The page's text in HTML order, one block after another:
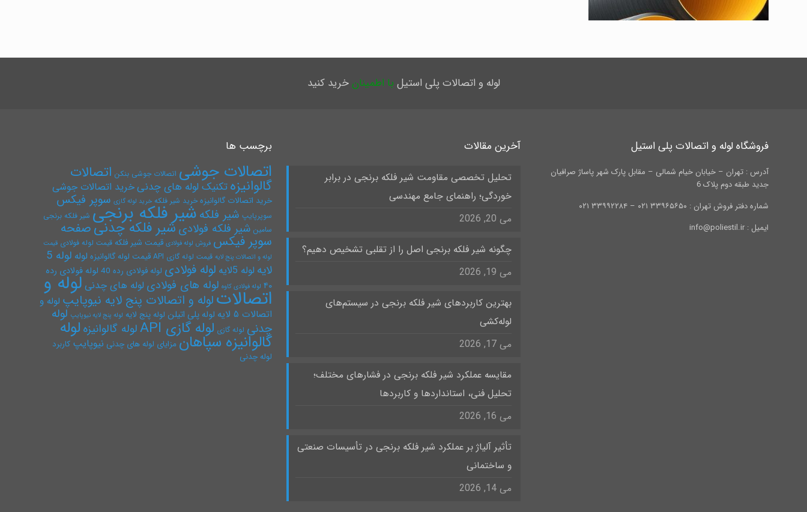
لوله و اتصالات پلی استیل با اطمینانخرید کنید
فروشگاه لوله و اتصالات پلی استیل
آدرس : تهران – خیابان خیام شمالی – مقابل پارک شهر پاساژ صرافیان
جدید طبقه دوم پلاک 6
شماره دفتر فروش تهران : ۳۳۹۶۵۶۵۰ ۰۲۱ – ۳۳۹۹۲۲۸۴ ۰۲۱
ایمیل : info@poliestil.ir
آخرین مقالات
تحلیل تخصصی مقاومت شیر فلکه برنجی در برابر
خوردگی؛ راهنمای جامع مهندسی
می 20, 2026
چگونه شیر فلکه برنجی اصل را از تقلبی تشخیص دهیم؟
می 19, 2026
بهترین کاربردهای شیر فلکه برنجی در سیستم‌های
لوله‌کشی
می 17, 2026
مقایسه عملکرد شیر فلکه برنجی در فشارهای مختلف؛
تحلیل فنی، استانداردها و کاربردها
می 16, 2026
تأثیر آلیاژ بر عملکرد شیر فلکه برنجی در تأسیسات صنعتی
و ساختمانی
می 14, 2026
برچسب ها
اتصالات جوشی اتصالات جوشی بنکن اتصالات
گالوانیزهتکنیک لوله های چدنیخرید اتصالات جوشی
خرید اتصالات گالوانیزه خرید شیر فلکه خرید لوله گازی سوپر فیکس
سوپرپایپ شیر فلکه شیر فلکه برنجی شیر فلکه برنجی
سامین شیر فلکه فولادیشیر فلکه چدنیصفحه
سوپر فیکس فروش لوله فولادی قیمت شیر فلکه قیمت لوله فولادی قیمت
لوله و اتصالات پنج لایه قیمت لوله گازی API قیمت لوله گالوانیزه لوله
لوله 5
لایه لوله 5لایه لوله فولادی لوله فولادی رده 40
لوله فولادی رده
۴۰ لوله فولادی کاوه لوله های فولادی لوله های چدنی لوله و
اتصالاتلوله و اتصالات پنج لایه نیوپایپ لوله و
اتصالات ۵ لایه
لوله پلی اتیلن لوله پنج لایه لوله پنج لایه نیوپایپ لوله
چدنی لوله گازی لوله گازی API لوله گالوانیزه لوله
گالوانیزه سپاهان مزایای لوله های چدنی نیوپایپ کاربرد
لوله چدنی